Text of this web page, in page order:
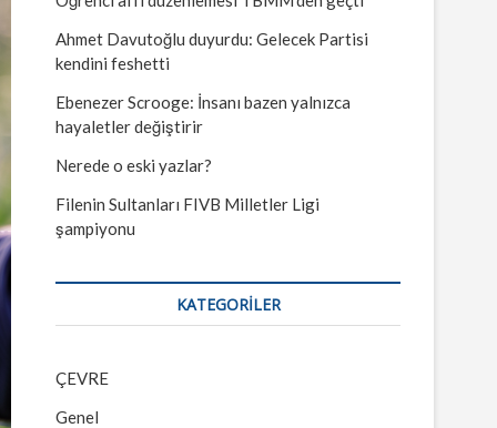
Ahmet Davutoğlu duyurdu: Gelecek Partisi
kendini feshetti
Ebenezer Scrooge: İnsanı bazen yalnızca
hayaletler değiştirir
Nerede o eski yazlar?
Filenin Sultanları FIVB Milletler Ligi
şampiyonu
KATEGORILER
ÇEVRE
Genel